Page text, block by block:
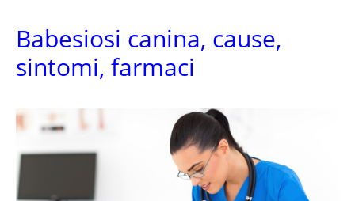
Babesiosi canina, cause,
sintomi, farmaci